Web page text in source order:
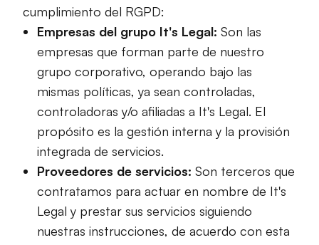
cumplimiento del RGPD:
Empresas del grupo It's Legal: Son las
empresas que forman parte de nuestro
grupo corporativo, operando bajo las
mismas políticas, ya sean controladas,
controladoras y/o afiliadas a It's Legal. El
propósito es la gestión interna y la provisión
integrada de servicios.
Proveedores de servicios: Son terceros que
contratamos para actuar en nombre de It's
Legal y prestar sus servicios siguiendo
nuestras instrucciones, de acuerdo con esta